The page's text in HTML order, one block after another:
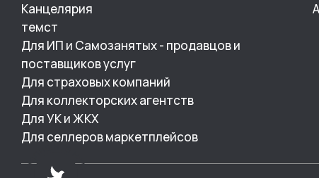
Канцелярия
темст
Для ИП и Самозанятых - продавцов и
поставщиков услуг
Для страховых компаний
Для коллекторских агентств
Для УК и ЖКХ
Для селлеров маркетплейсов